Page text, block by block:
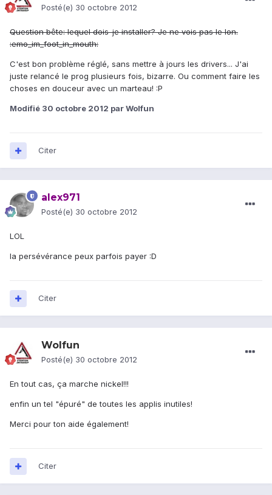
Posté(e) 30 octobre 2012
Question bête: lequel dois-je installer? Je ne vois pas le Ion.
:emo_im_foot_in_mouth:
C'est bon problème réglé, sans mettre à jours les drivers... J'ai
juste relancé le prog plusieurs fois, bizarre. Ou comment faire les
choses en douceur avec un marteau! :P
Modifié 30 octobre 2012 par Wolfun
Citer
alex971
Posté(e) 30 octobre 2012
LOL
la persévérance peux parfois payer :D
Citer
Wolfun
Posté(e) 30 octobre 2012
En tout cas, ça marche nickel!!!
enfin un tel "épuré" de toutes les applis inutiles!
Merci pour ton aide également!
Citer